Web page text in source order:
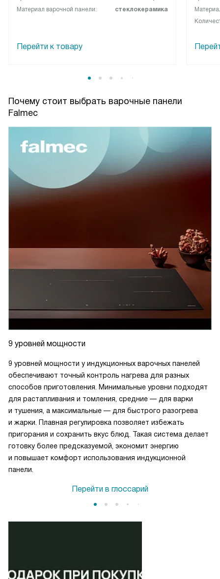
Материал варочной панели:
стеклокерамика
Перейти к товару
Почему стоит выбрать варочные панели
Falmec
9 уровней мощности
9 уровней мощности у индукционных варочных панелей
обеспечивают точный контроль нагрева для разных
способов приготовления. Минимальные уровни подходят
для растапливания и томления, средние — для варки
и тушения, а максимальные — для быстрого разогрева
и жарки. Плавная регулировка позволяет избежать
пригорания и сохранить вкус блюд. Такая система делает
готовку более предсказуемой, экономит энергию
и повышает комфорт использования индукционной
панели.
Перейти в глоссарий